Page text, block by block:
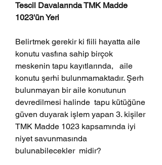
Tescil Davalarında TMK Madde
1023'ün Yeri
Belirtmek gerekir ki fiili hayatta aile
konutu vasfına sahip birçok
meskenin tapu kayıtlarında,   aile
konutu şerhi bulunmamaktadır. Şerh
bulunmayan bir aile konutunun
devredilmesi halinde  tapu kütüğüne
güven duyarak işlem yapan 3. kişiler
TMK Madde 1023 kapsamında iyi
niyet savunmasında
bulunabilecekler  midir?